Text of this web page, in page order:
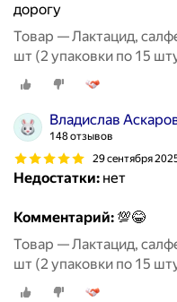
дорогу
Товар — Лактацид,
шт (2 упаковки по 15
Владислав
148 отзывов
29 сентября
Недостатки: нет
Комментарий: 💯😂
Товар — Лактацид,
шт (2 упаковки по 15